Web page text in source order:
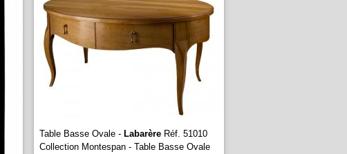
Table Basse Ovale - Labarère Réf. 51010
Collection Montespan - Table Basse Ovale